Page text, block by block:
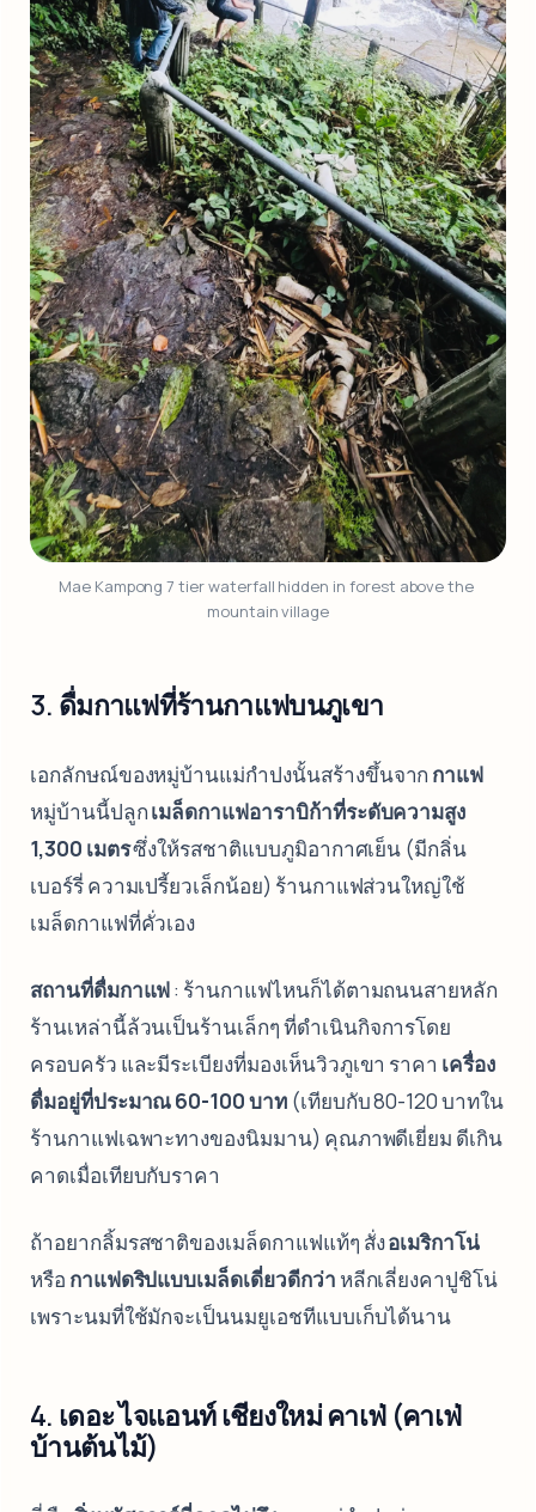
Mae Kampong 7 tier waterfall hidden in forest above the
mountain village
3. ดื่มกาแฟที่ร้านกาแฟบนภูเขา
เอกลักษณ์ของหมู่บ้านแม่กำปงนั้นสร้างขึ้นจาก กาแฟ
หมู่บ้านนี้ปลูกเมล็ดกาแฟอาราบิก้าที่ระดับความสูง
1,300 เมตรซึ่งให้รสชาติแบบภูมิอากาศเย็น (มีกลิ่น
เบอร์รี่ ความเปรี้ยวเล็กน้อย) ร้านกาแฟส่วนใหญ่ใช้
เมล็ดกาแฟที่คั่วเอง
สถานที่ดื่มกาแฟ: ร้านกาแฟไหนก็ได้ตามถนนสายหลัก
ร้านเหล่านี้ล้วนเป็นร้านเล็กๆ ที่ดำเนินกิจการโดย
ครอบครัว และมีระเบียงที่มองเห็นวิวภูเขา ราคา เครื่อง
ดื่มอยู่ที่ประมาณ 60-100 บาท(เทียบกับ 80-120 บาทใน
ร้านกาแฟเฉพาะทางของนิมมาน) คุณภาพดีเยี่ยม ดีเกิน
คาดเมื่อเทียบกับราคา
ถ้าอยากลิ้มรสชาติของเมล็ดกาแฟแท้ๆ สั่งอเมริกาโน่
หรือ กาแฟดริปแบบเมล็ดเดี่ยวดีกว่า หลีกเลี่ยงคาปูชิโน่
เพราะนมที่ใช้มักจะเป็นนมยูเอชทีแบบเก็บได้นาน
4. เดอะ ไจแอนท์ เชียงใหม่ คาเฟ่ (คาเฟ่
บ้านต้นไม้)